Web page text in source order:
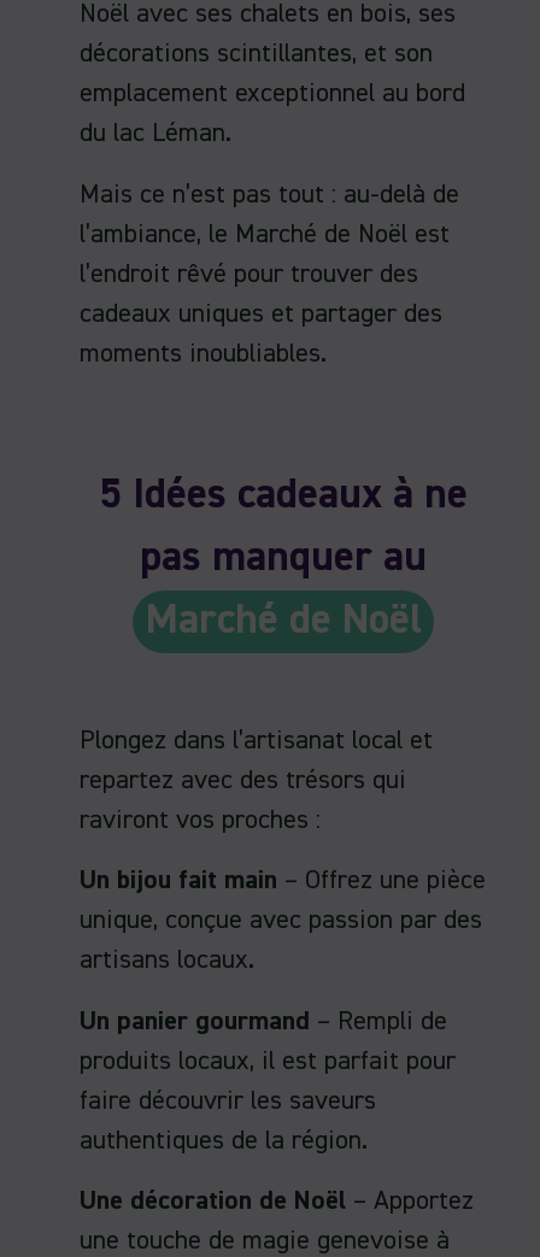
Noël avec ses chalets en bois, ses
décorations scintillantes, et son
emplacement exceptionnel au bord
du lac Léman.
Mais ce n’est pas tout : au-delà de
l’ambiance, le Marché de Noël est
l’endroit rêvé pour trouver des
cadeaux uniques et partager des
moments inoubliables.
5 Idées cadeaux à ne
pas manquer au
Marché de Noël
Plongez dans l’artisanat local et
repartez avec des trésors qui
raviront vos proches :
Un bijou fait main – Offrez une pièce
unique, conçue avec passion par des
artisans locaux.
Un panier gourmand – Rempli de
produits locaux, il est parfait pour
faire découvrir les saveurs
authentiques de la région.
Une décoration de Noël – Apportez
une touche de magie genevoise à